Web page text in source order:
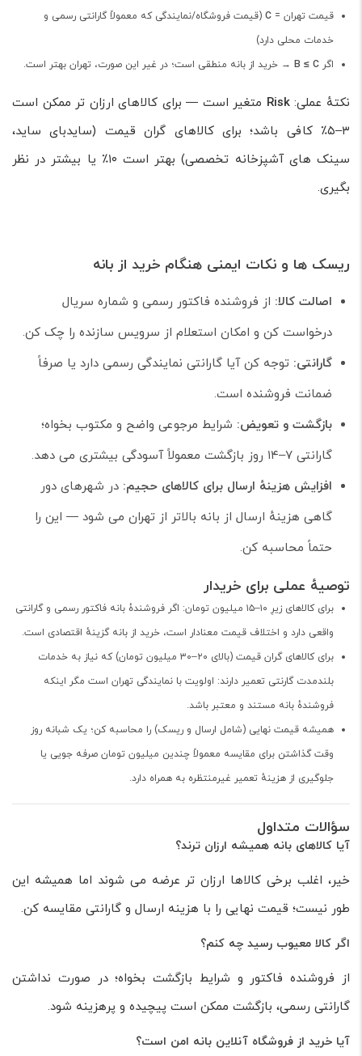
قیمت تهران = C (قیمت فروشگاه/نمایندگی که معمولاً گارانتی رسمی و
خدمات محلی دارد)
اگر B ≤ C → خرید از بانه منطقی است؛ در غیر این صورت، تهران بهتر است.
نکتهٔ عملی:Risk متغیر است — برای کالاهای ارزان تر ممکن است
۳–۵٪ کافی باشد؛ برای کالاهای گران قیمت (سایدبای ساید،
سینک های آشپزخانه تخصصی) بهتر است ۱۰٪ یا بیشتر در نظر
بگیری.
ریسک ها و نکات ایمنی هنگام خرید از بانه
اصالت کالا: از فروشنده فاکتور رسمی و شماره سریال
درخواست کن و امکان استعلام از سرویس سازنده را چک کن.
گارانتی: توجه کن آیا گارانتی نمایندگی رسمی دارد یا صرفاً
ضمانت فروشنده است.
بازگشت و تعویض: شرایط مرجوعی واضح و مکتوب بخواه؛
گارانتی ۷–۱۴ روز بازگشت معمولاً آسودگی بیشتری می دهد.
افزایش هزینهٔ ارسال برای کالاهای حجیم: در شهرهای دور
گاهی هزینهٔ ارسال از بانه بالاتر از تهران می شود — این را
حتماً محاسبه کن.
توصیهٔ عملی برای خریدار
برای کالاهای زیرِ ۱۰–۱۵ میلیون تومان: اگر فروشندهٔ بانه فاکتور رسمی و گارانتی
واقعی دارد و اختلاف قیمت معنادار است، خرید از بانه گزینهٔ اقتصادی است.
برای کالاهای گران قیمت (بالای ۲۰–۳۰ میلیون تومان) که نیاز به خدمات
بلندمدت گارنتی تعمیر دارند: اولویت با نمایندگی تهران است مگر اینکه
فروشندهٔ بانه مستند و معتبر باشد.
همیشه قیمت نهایی (شامل ارسال و ریسک) را محاسبه کن؛ یک شبانه روز
وقت گذاشتن برای مقایسه معمولاً چندین میلیون تومان صرفه جویی یا
جلوگیری از هزینهٔ تعمیر غیرمنتظره به همراه دارد.
سؤالات متداول
آیا کالاهای بانه همیشه ارزان ترند؟
خیر، اغلب برخی کالاها ارزان تر عرضه می شوند اما همیشه این
طور نیست؛ قیمت نهایی را با هزینه ارسال و گارانتی مقایسه کن.
اگر کالا معیوب رسید چه کنم؟
از فروشنده فاکتور و شرایط بازگشت بخواه؛ در صورت نداشتن
گارانتی رسمی، بازگشت ممکن است پیچیده و پرهزینه شود.
آیا خرید از فروشگاه آنلاین بانه امن است؟